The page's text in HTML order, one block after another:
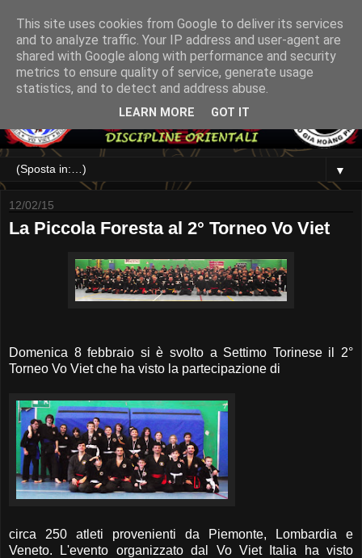
▼
12/02/15
La Piccola Foresta al 2° Torneo Vo Viet
Domenica 8 febbraio si è svolto a Settimo Torinese il 2°
Torneo Vo Viet che ha visto la partecipazione di
circa 250 atleti provenienti da Piemonte, Lombardia e
Veneto. L'evento organizzato dal Vo Viet Italia ha visto
This site uses cookies from Google to deliver its services
and to analyze traffic. Your IP address and user-agent are
shared with Google along with performance and security
metrics to ensure quality of service, generate usage
statistics, and to detect and address abuse.
LEARN MORE GOT IT